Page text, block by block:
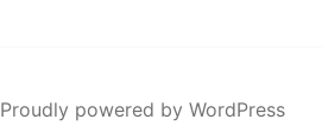
Proudly powered by WordPress